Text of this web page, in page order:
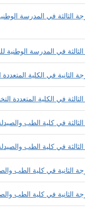
الثالثة في المدرسة
في المدرسة
الثانية في الكلية
في الكلية
في كلية الطب
في كلية الطب
الثانية في كلية الطب
الثانية في كلية الطب